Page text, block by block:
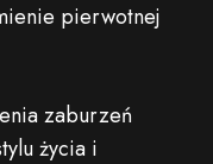
pierwotnej
zaburzeń
życia i